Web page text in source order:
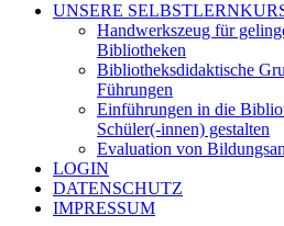
UNSERE
Handwerkszeug für
Bibliotheken
Bibliotheksdidaktische
Führungen
Einführungen in die
Schüler(-innen) gestalten
Evaluation von
LOGIN
DATENSCHUTZ
IMPRESSUM